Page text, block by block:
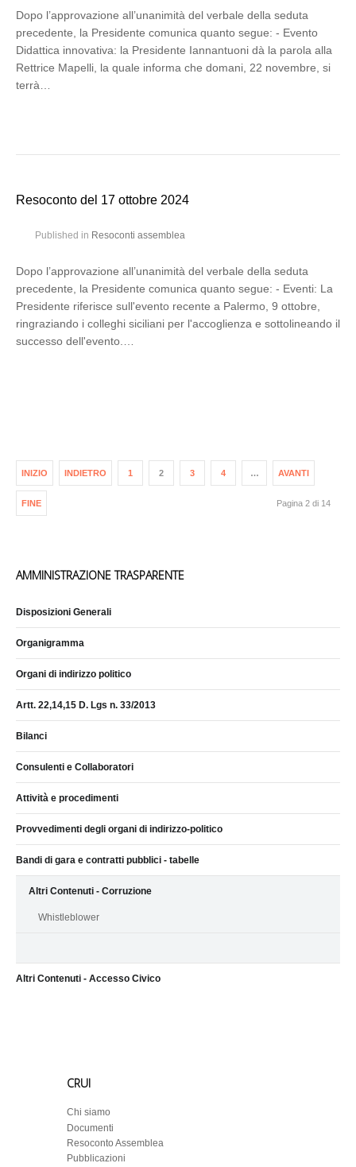
Dopo l’approvazione all’unanimità del verbale della seduta
precedente, la Presidente comunica quanto segue: - Evento
Didattica innovativa: la Presidente Iannantuoni dà la parola alla
Rettrice Mapelli, la quale informa che domani, 22 novembre, si
terrà…
Resoconto del 17 ottobre 2024
Published in Resoconti assemblea
Dopo l’approvazione all’unanimità del verbale della seduta
precedente, la Presidente comunica quanto segue: - Eventi: La
Presidente riferisce sull'evento recente a Palermo, 9 ottobre,
ringraziando i colleghi siciliani per l'accoglienza e sottolineando il
successo dell'evento.…
INIZIO INDIETRO 1 2 3 4 … AVANTI
FINE Pagina 2 di 14
AMMINISTRAZIONE TRASPARENTE
Disposizioni Generali
Organigramma
Organi di indirizzo politico
Artt. 22,14,15 D. Lgs n. 33/2013
Bilanci
Consulenti e Collaboratori
Attività e procedimenti
Provvedimenti degli organi di indirizzo-politico
Bandi di gara e contratti pubblici - tabelle
Altri Contenuti - Corruzione
Whistleblower
Altri Contenuti - Accesso Civico
CRUI
Chi siamo
Documenti
Resoconto Assemblea
Pubblicazioni